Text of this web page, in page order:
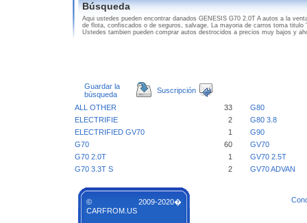
Búsqueda
Aqui ustedes pueden encontrar danados GENESIS G70 2.0T A autos a la
de flota, confiscados o de seguros, salvage. La mayoria de carros toma
Ustedes tambien pueden comprar autos destrocidos a precios muy bajos y
Guardar la
búsqueda
Suscripción
ALL OTHER 33
G80
ELECTRIFIE
2
G80 3.8
ELECTRIFIED GV70
1
G90
G70
60
GV70
G70 2.0T
1
GV70 2.5T
G70 3.3T S
2 GV70 ADVAN
© 2009-2020�
CARFROM.US